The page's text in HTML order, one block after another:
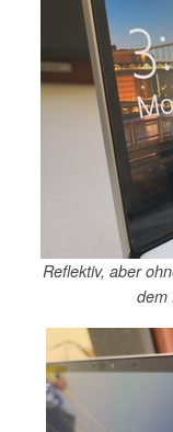
Reflektiv, aber
dem